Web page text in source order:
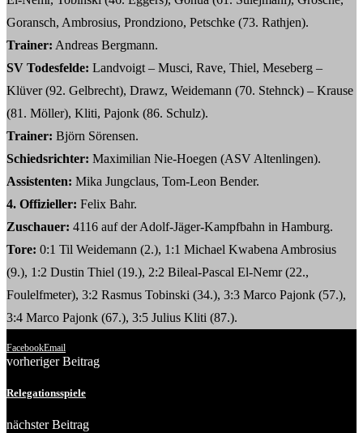
Goransch, Ambrosius, Prondziono, Petschke (73. Rathjen).
Trainer: Andreas Bergmann.
SV Todesfelde: Landvoigt – Musci, Rave, Thiel, Meseberg –
Klüver (92. Gelbrecht), Drawz, Weidemann (70. Stehnck) – Krause
(81. Möller), Kliti, Pajonk (86. Schulz).
Trainer: Björn Sörensen.
Schiedsrichter: Maximilian Nie-Hoegen (ASV Altenlingen).
Assistenten: Mika Jungclaus, Tom-Leon Bender.
4. Offizieller: Felix Bahr.
Zuschauer: 4116 auf der Adolf-Jäger-Kampfbahn in Hamburg.
Tore: 0:1 Til Weidemann (2.), 1:1 Michael Kwabena Ambrosius
(9.), 1:2 Dustin Thiel (19.), 2:2 Bileal-Pascal El-Nemr (22.,
Foulelfmeter), 3:2 Rasmus Tobinski (34.), 3:3 Marco Pajonk (57.),
3:4 Marco Pajonk (67.), 3:5 Julius Kliti (87.).
FacebookEmail
vorheriger Beitrag
Relegationsspiele
nächster Beitrag